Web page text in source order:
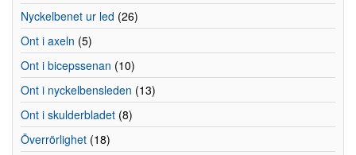
Nyckelbenet ur led (26)
Ont i axeln (5)
Ont i bicepssenan (10)
Ont i nyckelbensleden (13)
Ont i skulderbladet (8)
Överrörlighet (18)